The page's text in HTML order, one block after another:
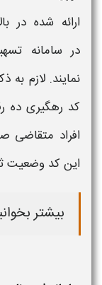
ارائه شده در
در سامانه
نمایند. لازم
کد رهگیری ده
افراد متقاضی
این کد وضعیت
بیشتر